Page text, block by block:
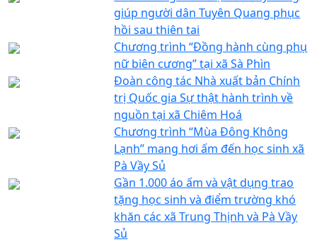
giúp người dân Tuyên Quang phục
hồi sau thiên tai
Chương trình “Đồng hành cùng phụ
nữ biên cương” tại xã Sà Phìn
Đoàn công tác Nhà xuất bản Chính
trị Quốc gia Sự thật hành trình về
nguồn tại xã Chiêm Hoá
Chương trình “Mùa Đông Không
Lạnh” mang hơi ấm đến học sinh xã
Pà Vầy Sủ
Gần 1.000 áo ấm và vật dụng trao
tặng học sinh và điểm trường khó
khăn các xã Trung Thịnh và Pà Vầy
Sủ